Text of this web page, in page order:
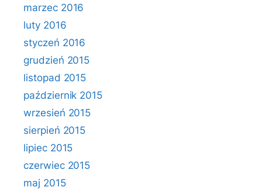
marzec 2016
luty 2016
styczeń 2016
grudzień 2015
listopad 2015
październik 2015
wrzesień 2015
sierpień 2015
lipiec 2015
czerwiec 2015
maj 2015